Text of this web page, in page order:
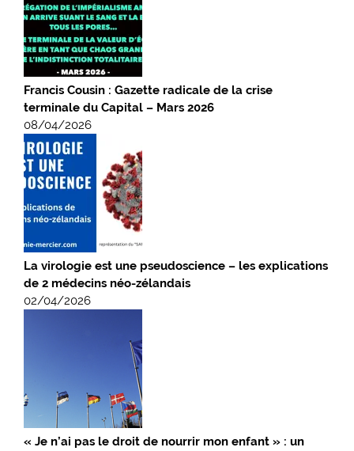
Francis Cousin : Gazette radicale de la crise
terminale du Capital – Mars 2026
08/04/2026
La virologie est une pseudoscience – les explications
de 2 médecins néo-zélandais
02/04/2026
« Je n’ai pas le droit de nourrir mon enfant » : un